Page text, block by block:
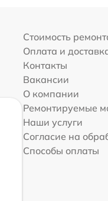
Стоимость
Оплата и
Контакты
Вакансии
О компании
Ремонтируемые
Наши услуги
Согласие на
Способы оплаты